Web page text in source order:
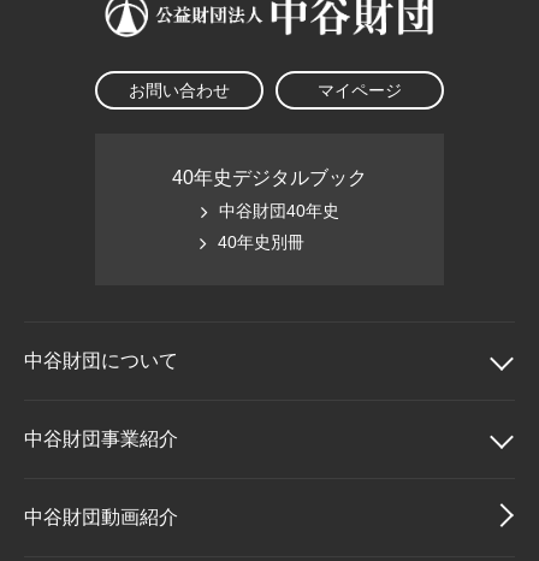
お問い合わせ マイページ
40年史デジタルブック
中谷財団40年史
40年史別冊
中谷財団について
中谷財団について
理事長挨拶
中谷財団事業紹介
中谷財団事業紹介
中谷財団動画紹介